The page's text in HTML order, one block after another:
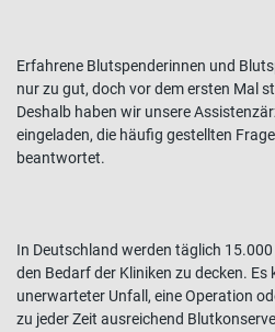
Erfahrene Blutspenderinnen und
nur zu gut, doch vor dem ersten Mal
Deshalb haben wir unsere
eingeladen, die häufig gestellten
beantwortet.
In Deutschland werden täglich
den Bedarf der Kliniken zu decken.
unerwarteter Unfall, eine Operation
zu jeder Zeit ausreichend